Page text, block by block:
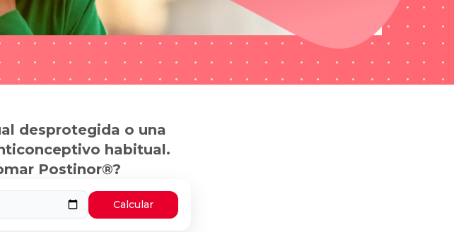
desprotegida o una
habitual.
Postinor®?
Calcular